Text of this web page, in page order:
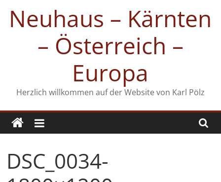
Inhalt
springen
Neuhaus – Kärnten
– Österreich –
Europa
Herzlich willkommen auf der Website von Karl Pölz
DSC_0034-